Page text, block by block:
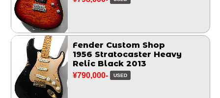
Fender Custom Shop
1956 Stratocaster Heavy
Relic Black 2013
¥790,000- USED